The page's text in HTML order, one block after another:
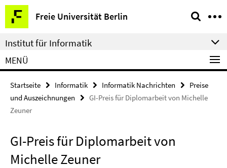
Springe
direkt
zu
Inhalt
Freie Universität Berlin
Service-
Navigation
Institut für Informatik
MENÜ
Startseite Informatik Informatik Nachrichten
Preise
und Auszeichnungen
GI-Preis für Diplomarbeit von Michelle
Zeuner
GI-Preis für Diplomarbeit von
Michelle Zeuner